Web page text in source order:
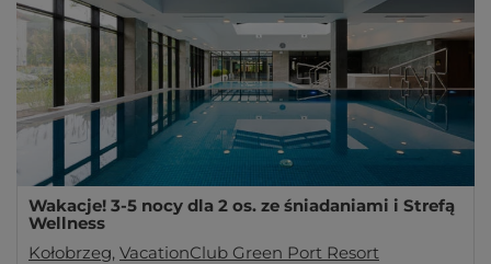
Wakacje! 3-5 nocy dla 2 os. ze śniadaniami i Strefą
Wellness
Kołobrzeg, VacationClub Green Port Resort